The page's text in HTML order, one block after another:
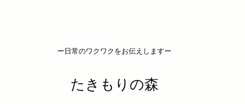
ー日常のワクワクをお伝えしますー
たきもりの森